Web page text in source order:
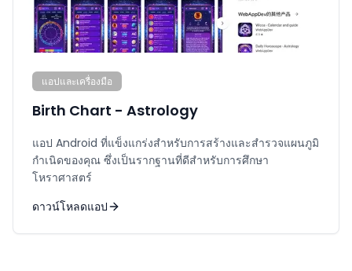
แอปและเครื่องมือ
Birth Chart - Astrology
แอป Android ที่แข็งแกร่งสำหรับการสร้างและสำรวจแผนภูมิ
กำเนิดของคุณ ซึ่งเป็นรากฐานที่ดีสำหรับการศึกษา
โหราศาสตร์
ดาวน์โหลดแอป